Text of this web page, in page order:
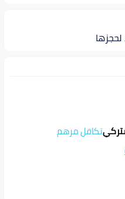
تكافل مرهم